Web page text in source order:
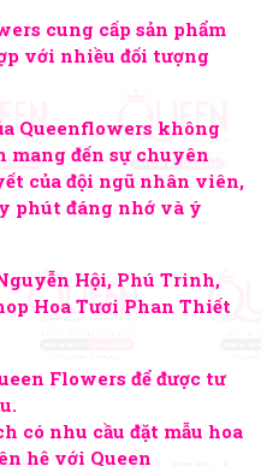
cung cấp sản phẩm
với nhiều đối tượng
Queenflowers không
mang đến sự chuyên
của đội ngũ nhân viên,
phút đáng nhớ và ý
Hội, Phú Trinh,
Hoa Tươi Phan Thiết
Flowers để được tư
có nhu cầu đặt mẫu hoa
hệ với Queen